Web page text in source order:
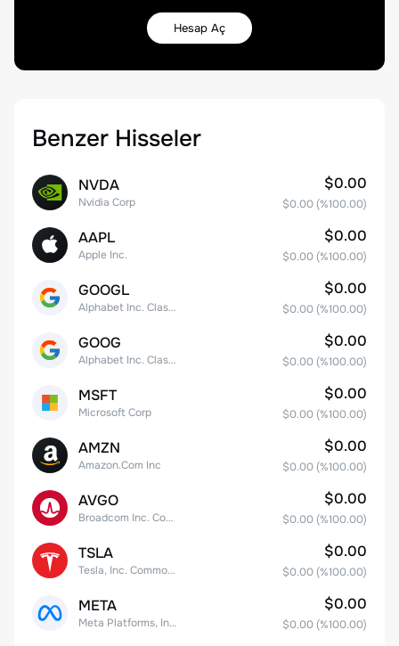
Hesap Aç
Benzer Hisseler
NVDA
Nvidia Corp
$0.00
$0.00 (%100.00)
AAPL
Apple Inc.
$0.00
$0.00 (%100.00)
GOOGL
Alphabet Inc. Class A Common Stock
$0.00
$0.00 (%100.00)
GOOG
Alphabet Inc. Class C Capital Stock
$0.00
$0.00 (%100.00)
MSFT
Microsoft Corp
$0.00
$0.00 (%100.00)
AMZN
Amazon.Com Inc
$0.00
$0.00 (%100.00)
AVGO
Broadcom Inc. Common Stock
$0.00
$0.00 (%100.00)
TSLA
Tesla, Inc. Common Stock
$0.00
$0.00 (%100.00)
META
Meta Platforms, Inc. Class A Common Stock
$0.00
$0.00 (%100.00)